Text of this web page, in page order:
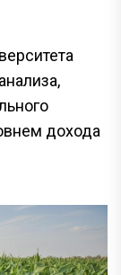
дохода